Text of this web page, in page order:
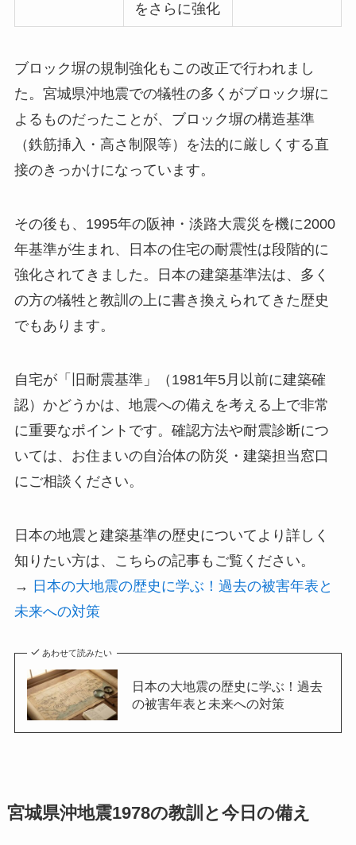
をさらに強化
ブロック塀の規制強化もこの改正で行われまし
た。宮城県沖地震での犠牲の多くがブロック塀に
よるものだったことが、ブロック塀の構造基準
（鉄筋挿入・高さ制限等）を法的に厳しくする直
接のきっかけになっています。
その後も、1995年の阪神・淡路大震災を機に2000
年基準が生まれ、日本の住宅の耐震性は段階的に
強化されてきました。日本の建築基準法は、多く
の方の犠牲と教訓の上に書き換えられてきた歴史
でもあります。
自宅が「旧耐震基準」（1981年5月以前に建築確
認）かどうかは、地震への備えを考える上で非常
に重要なポイントです。確認方法や耐震診断につ
いては、お住まいの自治体の防災・建築担当窓口
にご相談ください。
日本の地震と建築基準の歴史についてより詳しく
知りたい方は、こちらの記事もご覧ください。
→ 日本の大地震の歴史に学ぶ！過去の被害年表と
未来への対策
あわせて読みたい
日本の大地震の歴史に学ぶ！過去
の被害年表と未来への対策
宮城県沖地震1978の教訓と今日の備え